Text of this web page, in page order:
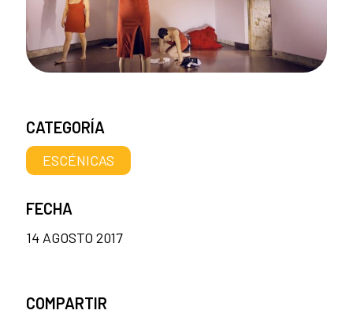
CATEGORÍA
ESCÉNICAS
FECHA
14 AGOSTO 2017
COMPARTIR